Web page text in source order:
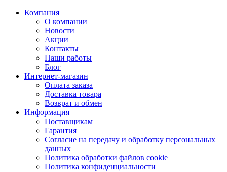
Компания
О компании
Новости
Акции
Контакты
Наши работы
Блог
Интернет-магазин
Оплата заказа
Доставка товара
Возврат и обмен
Информация
Поставщикам
Гарантия
Согласие на передачу и обработку персональных
данных
Политика обработки файлов cookie
Политика конфиденциальности